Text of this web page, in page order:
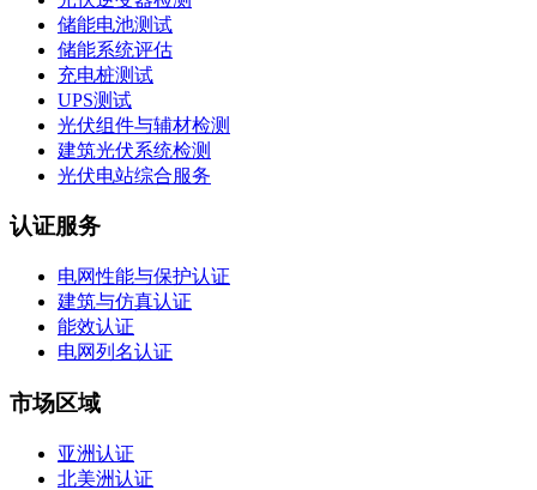
储能电池测试
储能系统评估
充电桩测试
UPS测试
光伏组件与辅材检测
建筑光伏系统检测
光伏电站综合服务
认证服务
电网性能与保护认证
建筑与仿真认证
能效认证
电网列名认证
市场区域
亚洲认证
北美洲认证